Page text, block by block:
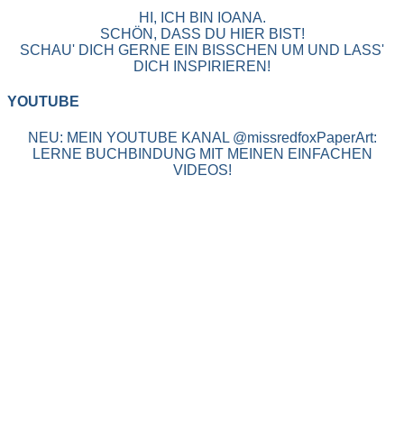
HI, ICH BIN IOANA.
SCHÖN, DASS DU HIER BIST!
SCHAU' DICH GERNE EIN BISSCHEN UM UND LASS'
DICH INSPIRIEREN!
YOUTUBE
NEU: MEIN YOUTUBE KANAL @missredfoxPaperArt:
LERNE BUCHBINDUNG MIT MEINEN EINFACHEN
VIDEOS!